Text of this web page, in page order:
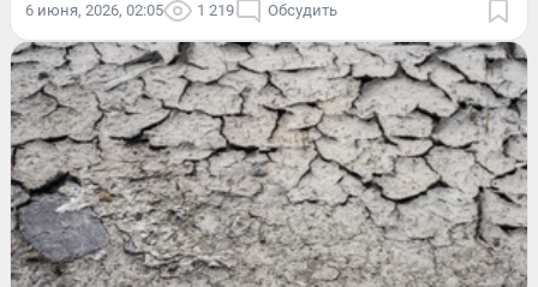
6 июня, 2026, 02:05 1 219 Обсудить